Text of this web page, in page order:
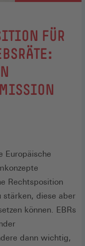
FÜR
Europäische
Rechtsposition
stärken, diese aber
können. EBRs
dann wichtig,